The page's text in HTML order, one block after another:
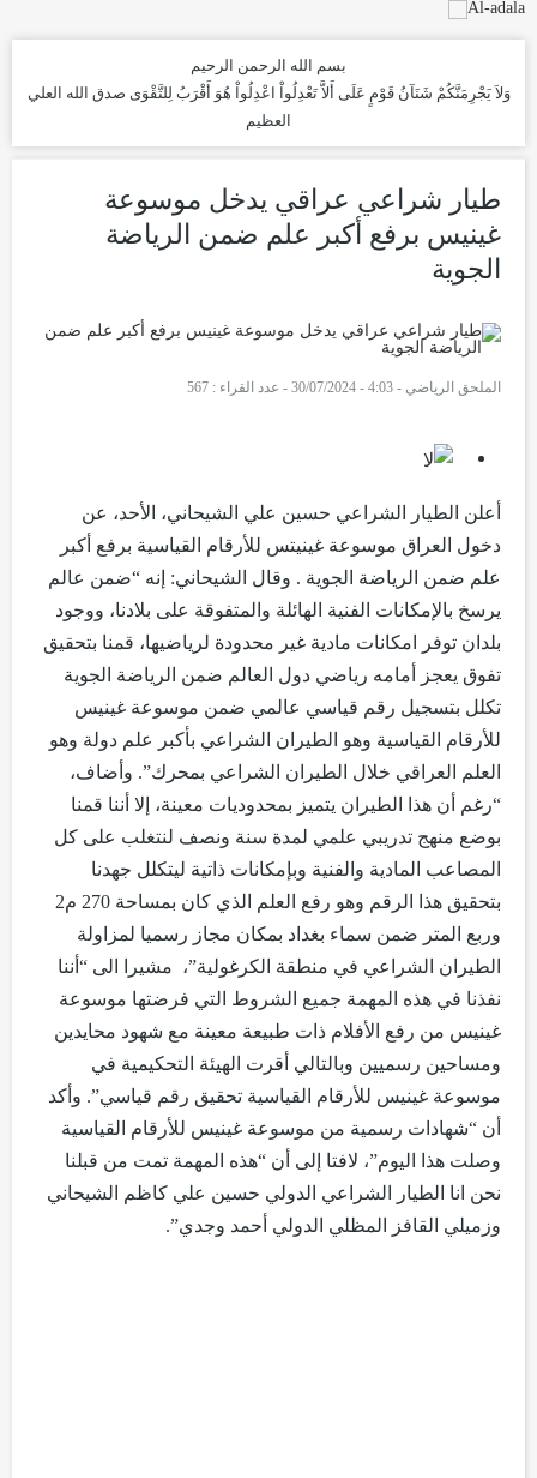
بسم الله الرحمن الرحيم
وَلاَ يَجْرِمَنَّكُمْ شَنَآنُ قَوْمٍ عَلَى أَلاَّ تَعْدِلُواْ اعْدِلُواْ هُوَ أَقْرَبُ لِلتَّقْوَى صدق الله العلي
العظيم
طيار شراعي عراقي يدخل موسوعة
غينيس برفع أكبر علم ضمن الرياضة
الجوية
الملحق الرياضي -
4:03 - 30/07/2024
- عدد القراء : 567
أعلن الطيار الشراعي حسين علي الشيحاني، الأحد، عن
دخول العراق موسوعة غينيتس للأرقام القياسية برفع أكبر
علم ضمن الرياضة الجوية . وقال الشيحاني: إنه “ضمن عالم
يرسخ بالإمكانات الفنية الهائلة والمتفوقة على بلادنا، ووجود
بلدان توفر امكانات مادية غير محدودة لرياضيها، قمنا بتحقيق
تفوق يعجز أمامه رياضي دول العالم ضمن الرياضة الجوية
تكلل بتسجيل رقم قياسي عالمي ضمن موسوعة غينيس
للأرقام القياسية وهو الطيران الشراعي بأكبر علم دولة وهو
العلم العراقي خلال الطيران الشراعي بمحرك”. وأضاف،
“رغم أن هذا الطيران يتميز بمحدوديات معينة، إلا أننا قمنا
بوضع منهج تدريبي علمي لمدة سنة ونصف لنتغلب على كل
المصاعب المادية والفنية وبإمكانات ذاتية ليتكلل جهدنا
بتحقيق هذا الرقم وهو رفع العلم الذي كان بمساحة 270 م2
وربع المتر ضمن سماء بغداد بمكان مجاز رسميا لمزاولة
الطيران الشراعي في منطقة الكرغولية”، مشيرا الى “أننا
نفذنا في هذه المهمة جميع الشروط التي فرضتها موسوعة
غينيس من رفع الأفلام ذات طبيعة معينة مع شهود محايدين
ومساحين رسميين وبالتالي أقرت الهيئة التحكيمية في
موسوعة غينيس للأرقام القياسية تحقيق رقم قياسي”. وأكد
أن “شهادات رسمية من موسوعة غينيس للأرقام القياسية
وصلت هذا اليوم”، لافتا إلى أن “هذه المهمة تمت من قبلنا
نحن انا الطيار الشراعي الدولي حسين علي كاظم الشيحاني
وزميلي القافز المظلي الدولي أحمد وجدي”.